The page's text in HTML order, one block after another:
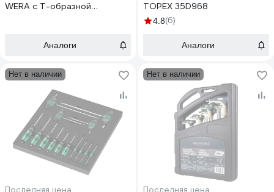
WERA с Т-образной
Аналоги
TOPEX 35D968
4.8(6)
Аналоги
Нет в наличии
Последняя цена
Нет в наличии
Последняя цена